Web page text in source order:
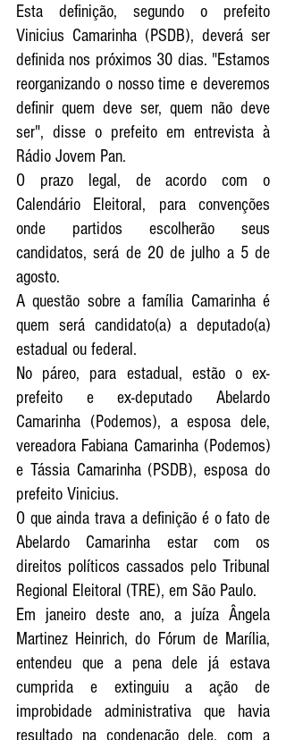
Esta definição, segundo o prefeito
Vinicius Camarinha (PSDB), deverá ser
definida nos próximos 30 dias. "Estamos
reorganizando o nosso time e deveremos
definir quem deve ser, quem não deve
ser", disse o prefeito em entrevista à
Rádio Jovem Pan.
O prazo legal, de acordo com o
Calendário Eleitoral, para convenções
onde partidos escolherão seus
candidatos, será de 20 de julho a 5 de
agosto.
A questão sobre a família Camarinha é
quem será candidato(a) a deputado(a)
estadual ou federal.
No páreo, para estadual, estão o ex-
prefeito e ex-deputado Abelardo
Camarinha (Podemos), a esposa dele,
vereadora Fabiana Camarinha (Podemos)
e Tássia Camarinha (PSDB), esposa do
prefeito Vinicius.
O que ainda trava a definição é o fato de
Abelardo Camarinha estar com os
direitos políticos cassados pelo Tribunal
Regional Eleitoral (TRE), em São Paulo.
Em janeiro deste ano, a juíza Ângela
Martinez Heinrich, do Fórum de Marília,
entendeu que a pena dele já estava
cumprida e extinguiu a ação de
improbidade administrativa que havia
resultado na condenação dele, com a